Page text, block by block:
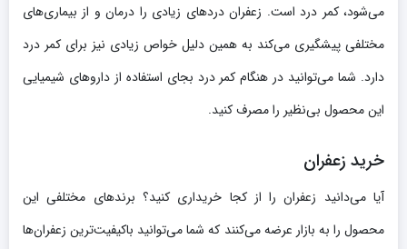
می‌شود، کمر درد است. زعفران دردهای زیادی را درمان و از بیماری‌های
مختلفی پیشگیری می‌کند به همین دلیل خواص زیادی نیز برای کمر درد
دارد. شما می‌توانید در هنگام کمر درد بجای استفاده از داروهای شیمیایی
این محصول بی‌نظیر را مصرف کنید.
خرید زعفران
آیا می‌دانید زعفران را از کجا خریداری کنید؟ برندهای مختلفی این
محصول را به بازار عرضه می‌کنند که شما می‌توانید باکیفیت‌ترین زعفران‌ها